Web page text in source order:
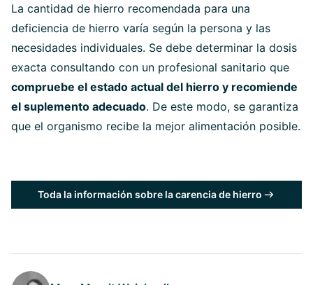
La cantidad de hierro recomendada para una
deficiencia de hierro varía según la persona y las
necesidades individuales. Se debe determinar la dosis
exacta consultando con un profesional sanitario que
compruebe el estado actual del hierro y recomiende
el suplemento adecuado. De este modo, se garantiza
que el organismo recibe la mejor alimentación posible.
Toda la información sobre la carencia de hierro